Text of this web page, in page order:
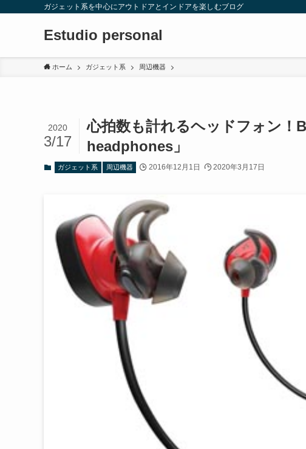
ガジェット系を中心にアウトドアとインドアを楽しむブログ
Estudio personal
ホーム ガジェット系 周辺機器
心拍数も計れるヘッドフォン
headphones」
2020
3/17
ガジェット系 周辺機器 2016年12月1日 2020年3月17日